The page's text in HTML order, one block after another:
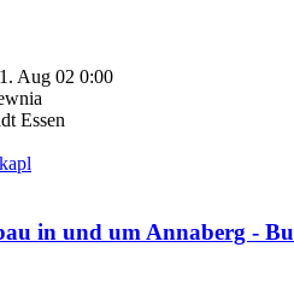
Aug 02 0:00
Essen
in und um Annaberg -